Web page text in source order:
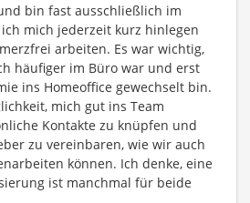
bin fast ausschließlich im
ich mich jederzeit kurz hinlegen
arbeiten. Es war wichtig,
häufiger im Büro war und erst
ins Homeoffice gewechselt bin.
mich gut ins Team
Kontakte zu knüpfen und
zu vereinbaren, wie wir auch
können. Ich denke, eine
ist manchmal für beide